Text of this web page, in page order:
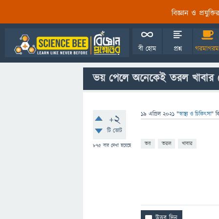
বিজ্ঞান ও
বী হোম প্রশ্ন
ভয় পেলে অনেকেই তরল খাবার
+2
টি ভোট
875 বার দেখা হয়েছে
19 এপ্রিল 2021 "স্বাস্থ্য ও চিকিৎসা"
ভয় তরল খাবার